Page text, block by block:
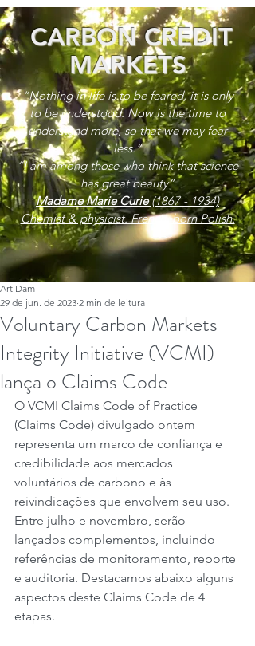
CARBON CREDIT
MARKETS
“Nothing in life is to be feared, it is only
to be understood. Now is the time to
understand more, so that we may fear
less.”
“I am among those who think that science
has great beauty”
Madame Marie Curie(1867 - 1934)
Chemist & physicist. French, born Polish.
Voluntary Carbon Markets
Integrity Initiative (VCMI)
lança o Claims Code
Art Dam
29 de jun. de 2023 2 min de leitura
O VCMI Claims Code of Practice
(Claims Code) divulgado ontem
representa um marco de confiança e
credibilidade aos mercados
voluntários de carbono e às
reivindicações que envolvem seu uso.
Entre julho e novembro, serão
lançados complementos, incluindo
referências de monitoramento, reporte
e auditoria. Destacamos abaixo alguns
aspectos deste Claims Code de 4
etapas.